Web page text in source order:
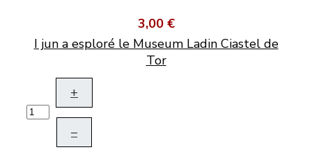
3,00 €
I jun a esploré le Museum Ladin Ciastel de
Tor
+
–